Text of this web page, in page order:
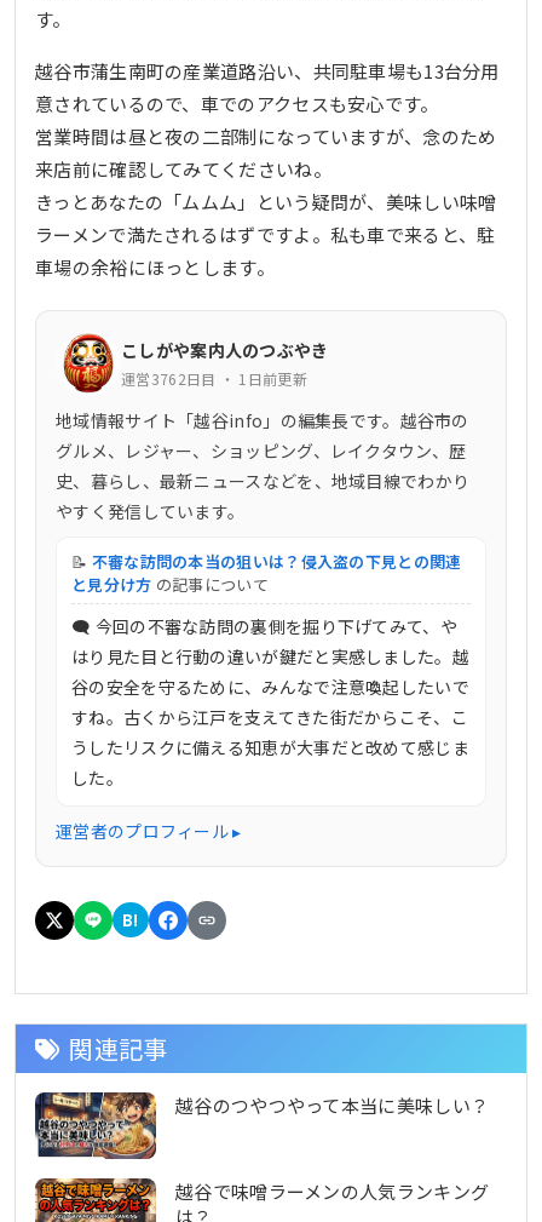
す。
越谷市蒲生南町の産業道路沿い、共同駐車場も13台分用
意されているので、車でのアクセスも安心です。
営業時間は昼と夜の二部制になっていますが、念のため
来店前に確認してみてくださいね。
きっとあなたの「ムムム」という疑問が、美味しい味噌
ラーメンで満たされるはずですよ。私も車で来ると、駐
車場の余裕にほっとします。
こしがや案内人のつぶやき
運営3762日目 ・ 1日前更新
地域情報サイト「越谷info」の編集長です。越谷市の
グルメ、レジャー、ショッピング、レイクタウン、歴
史、暮らし、最新ニュースなどを、地域目線でわかり
やすく発信しています。
📝 不審な訪問の本当の狙いは？侵入盗の下見との関連
と見分け方 の記事について
🗨 今回の不審な訪問の裏側を掘り下げてみて、や
はり見た目と行動の違いが鍵だと実感しました。越
谷の安全を守るために、みんなで注意喚起したいで
すね。古くから江戸を支えてきた街だからこそ、こ
うしたリスクに備える知恵が大事だと改めて感じま
した。
運営者のプロフィール ▸
B!
関連記事
越谷のつやつやって本当に美味しい？
越谷で味噌ラーメンの人気ランキング
は？